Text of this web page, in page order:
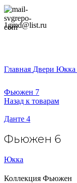
1gmd@list.ru
Главная Двери Юкка
Фьюжен 7
Назад к товарам
Данте 4
Фьюжен 6
Юкка
Коллекция Фьюжен